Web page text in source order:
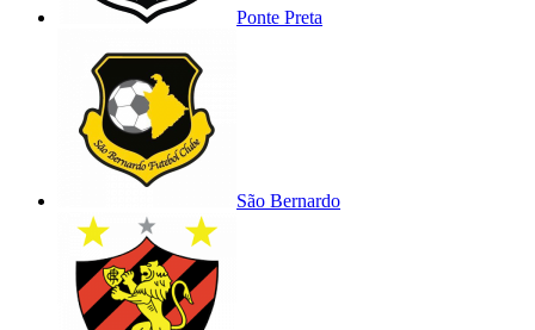
Ponte Preta
São Bernardo